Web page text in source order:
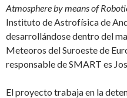
Atmosphere by means of
Instituto de Astrofísica de
desarrollándose dentro del
Meteoros del Suroeste de
responsable de SMART es
El proyecto trabaja en la